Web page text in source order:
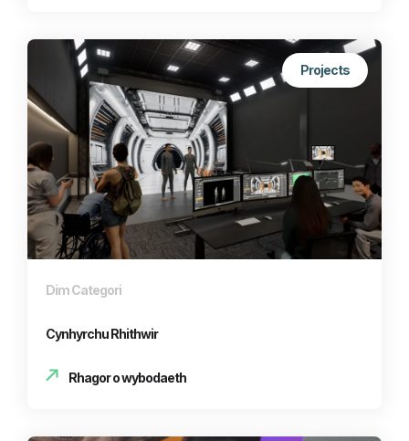
Projects
Dim Categori
Cynhyrchu Rhithwir
Rhagor o wybodaeth